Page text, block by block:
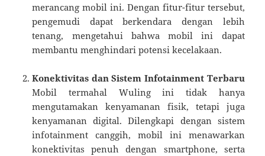
merancang mobil ini. Dengan fitur-fitur tersebut,
pengemudi dapat berkendara dengan lebih
tenang, mengetahui bahwa mobil ini dapat
membantu menghindari potensi kecelakaan.
Konektivitas dan Sistem Infotainment Terbaru
Mobil termahal Wuling ini tidak hanya
mengutamakan kenyamanan fisik, tetapi juga
kenyamanan digital. Dilengkapi dengan sistem
infotainment canggih, mobil ini menawarkan
konektivitas penuh dengan smartphone, serta